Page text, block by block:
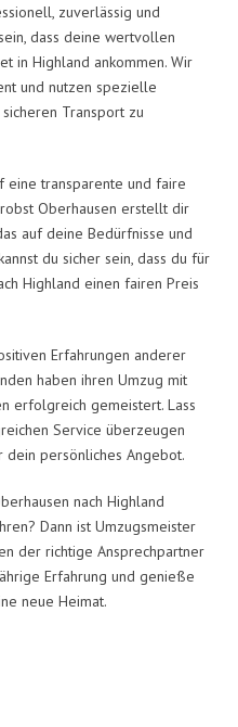
zuverlässig und
dass deine wertvollen
in Highland ankommen. Wir
und nutzen spezielle
Transport zu
transparente und faire
Oberhausen erstellt dir
auf deine Bedürfnisse und
du sicher sein, dass du für
Highland einen fairen Preis
Erfahrungen anderer
haben ihren Umzug mit
erfolgreich gemeistert. Lass
Service überzeugen
dein persönliches Angebot.
nach Highland
Dann ist Umzugsmeister
der richtige Ansprechpartner
Erfahrung und genieße
neue Heimat.